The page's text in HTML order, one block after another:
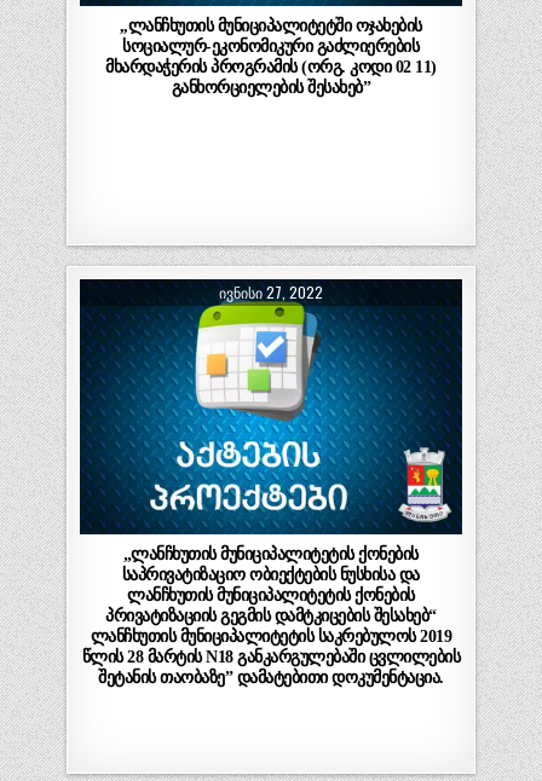
,,ლანჩხუთის მუნიციპალიტეტში ოჯახების
სოციალურ-ეკონომიკური გაძლიერების
მხარდაჭერის პროგრამის (ორგ. კოდი 02 11)
განხორციელების შესახებ”
ᲘᲕᲜᲘᲡᲘ 27, 2022
„ლანჩხუთის მუნიციპალიტეტის ქონების
საპრივატიზაციო ობიექტების ნუსხისა და
ლანჩხუთის მუნიციპალიტეტის ქონების
პრივატიზაციის გეგმის დამტკიცების შესახებ“
ლანჩხუთის მუნიციპალიტეტის საკრებულოს 2019
წლის 28 მარტის N18 განკარგულებაში ცვლილების
შეტანის თაობაზე” დამატებითი დოკუმენტაცია.